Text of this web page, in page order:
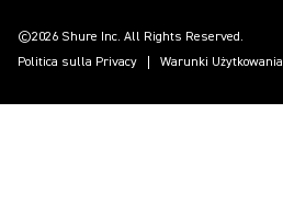
©2026 Shure Inc. All Rights Reserved.
Politica sulla Privacy
Warunki Użytkowania